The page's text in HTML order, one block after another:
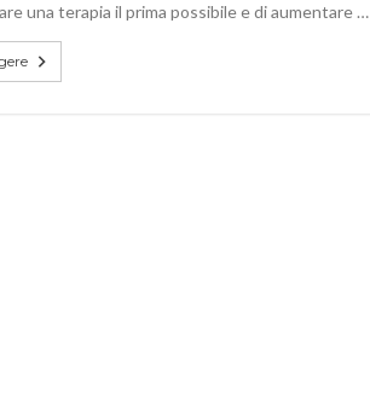
una terapia il prima possibile e di aumentare …